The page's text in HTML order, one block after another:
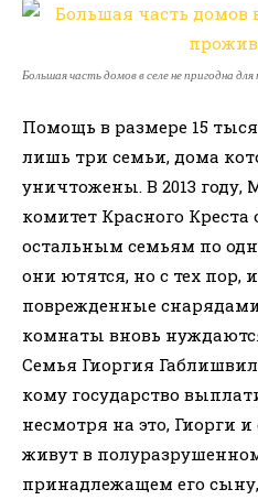
Большая часть домов в селе не пригодна
Помощь в размере 15
лишь три семьи, дома
уничтожены. В 2013
комитет Красного
остальным семьям по
они ютятся, но с тех пор,
поврежденные
комнаты вновь
Семья Гиоргия
кому государство
несмотря на это, Гиорги
живут в
принадлежащем его